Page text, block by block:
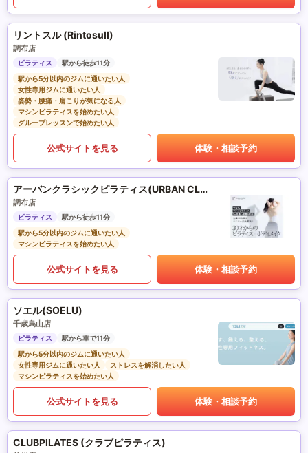
リントスル (Rintosull)
調布店
ピラティス
駅から徒歩11分
駅から5分以内のジムに通いたい人
女性専用ジムに通いたい人
姿勢・腰痛・肩こりが気になる人
マシンピラティスを始めたい人
グループレッスンで始めたい人
公式サイトを見る 体験・相談予約
アーバンクラシックピラティス(URBAN CLASSIC PILATES)
調布店
ピラティス
駅から徒歩11分
駅から5分以内のジムに通いたい人
マシンピラティスを始めたい人
公式サイトを見る 体験・相談予約
ソエル(SOELU)
千歳烏山店
ピラティス
駅から車で11分
駅から5分以内のジムに通いたい人
女性専用ジムに通いたい人
ストレスを解消したい人
マシンピラティスを始めたい人
公式サイトを見る 体験・相談予約
CLUBPILATES (クラブピラティス)